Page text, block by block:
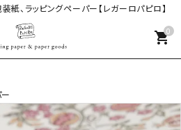
、ラッピングペーパー【レガーロパピロ】
0
shopping_cart